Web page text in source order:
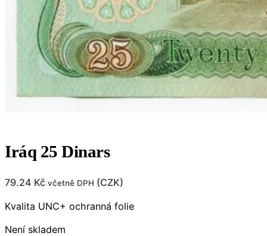
Iráq 25 Dinars
79.24 Kč včetně DPH (CZK)
Kvalita UNC+ ochranná folie
Není skladem